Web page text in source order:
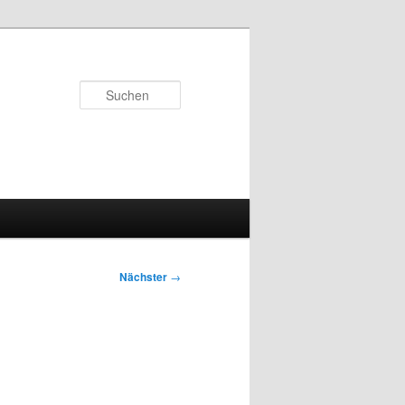
Nächster →